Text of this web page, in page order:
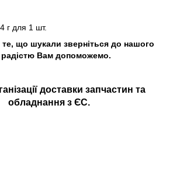
г для 1 шт.
що шукали зверніться до нашого
Вам допоможемо.
доставки запчастин та
обладнання з ЄС.